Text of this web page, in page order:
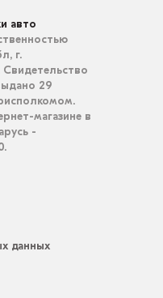
авто
г.
Свидетельство
29
магазине в
-
данных